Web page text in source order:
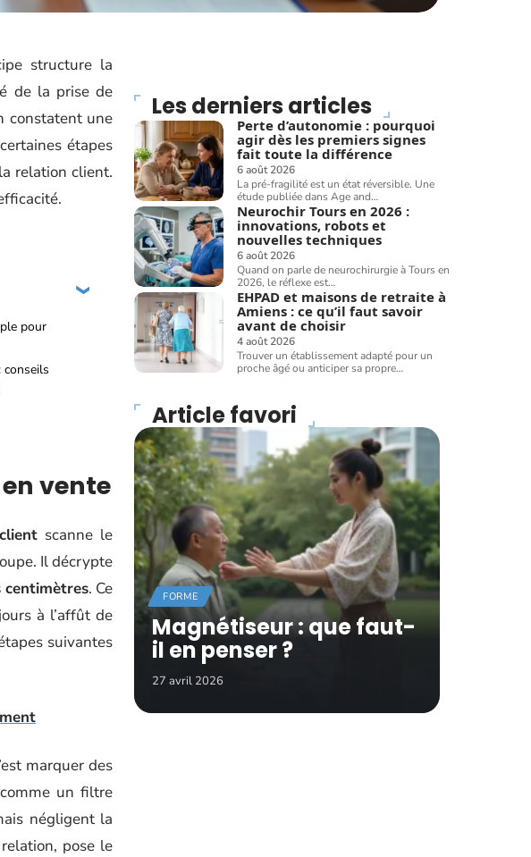
structure la
de la prise de
constatent une
étapes
relation client.
pour
vente
clientscanne le
Il décrypte
centimètres. Ce
à l’affût de
suivantes
marquer des
comme un filtre
négligent la
pose le
Les derniers articles
Perte d’autonomie : pourquoi
agir dès les premiers signes
fait toute la différence
6 août 2026
La pré-fragilité est un état réversible. Une
étude publiée dans Age and…
Neurochir Tours en 2026 :
innovations, robots et
nouvelles techniques
6 août 2026
Quand on parle de neurochirurgie à Tours en
2026, le réflexe est…
EHPAD et maisons de retraite à
Amiens : ce qu’il faut savoir
avant de choisir
4 août 2026
Trouver un établissement adapté pour un
proche âgé ou anticiper sa propre…
Article favori
FORME
Magnétiseur : que faut-
il en penser ?
27 avril 2026